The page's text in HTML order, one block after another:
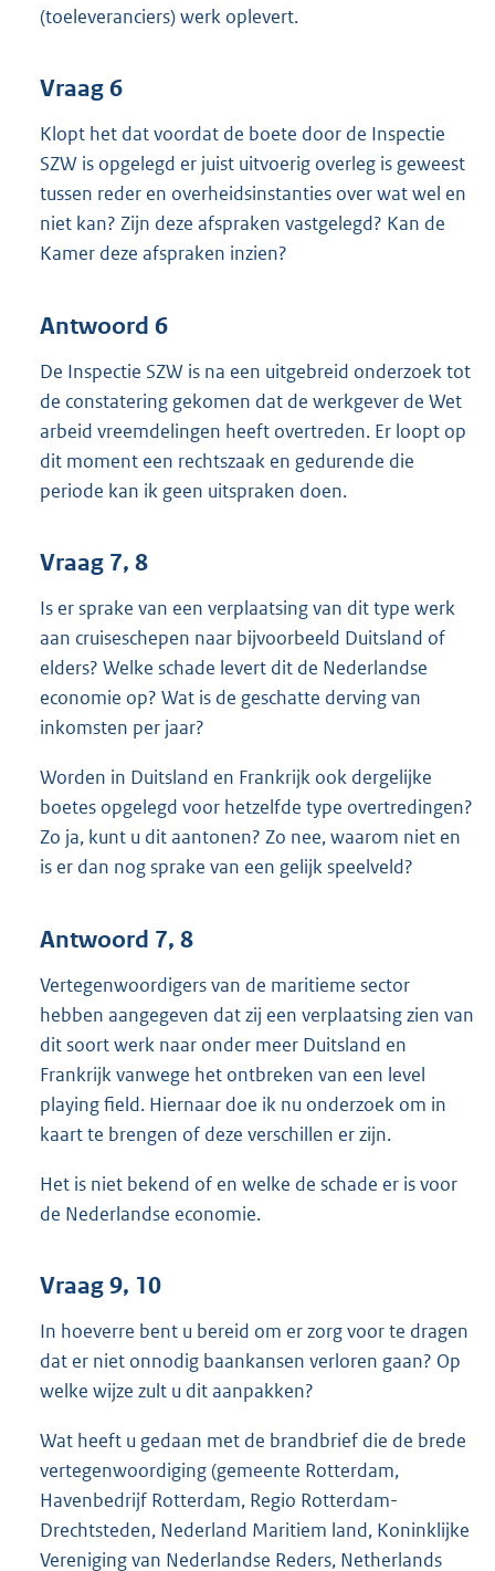
(toeleveranciers) werk oplevert.
Vraag 6
Klopt het dat voordat de boete door de Inspectie
SZW is opgelegd er juist uitvoerig overleg is geweest
tussen reder en overheidsinstanties over wat wel en
niet kan? Zijn deze afspraken vastgelegd? Kan de
Kamer deze afspraken inzien?
Antwoord 6
De Inspectie SZW is na een uitgebreid onderzoek tot
de constatering gekomen dat de werkgever de Wet
arbeid vreemdelingen heeft overtreden. Er loopt op
dit moment een rechtszaak en gedurende die
periode kan ik geen uitspraken doen.
Vraag 7, 8
Is er sprake van een verplaatsing van dit type werk
aan cruiseschepen naar bijvoorbeeld Duitsland of
elders? Welke schade levert dit de Nederlandse
economie op? Wat is de geschatte derving van
inkomsten per jaar?
Worden in Duitsland en Frankrijk ook dergelijke
boetes opgelegd voor hetzelfde type overtredingen?
Zo ja, kunt u dit aantonen? Zo nee, waarom niet en
is er dan nog sprake van een gelijk speelveld?
Antwoord 7, 8
Vertegenwoordigers van de maritieme sector
hebben aangegeven dat zij een verplaatsing zien van
dit soort werk naar onder meer Duitsland en
Frankrijk vanwege het ontbreken van een level
playing field. Hiernaar doe ik nu onderzoek om in
kaart te brengen of deze verschillen er zijn.
Het is niet bekend of en welke de schade er is voor
de Nederlandse economie.
Vraag 9, 10
In hoeverre bent u bereid om er zorg voor te dragen
dat er niet onnodig baankansen verloren gaan? Op
welke wijze zult u dit aanpakken?
Wat heeft u gedaan met de brandbrief die de brede
vertegenwoordiging (gemeente Rotterdam,
Havenbedrijf Rotterdam, Regio Rotterdam-
Drechtsteden, Nederland Maritiem land, Koninklijke
Vereniging van Nederlandse Reders, Netherlands